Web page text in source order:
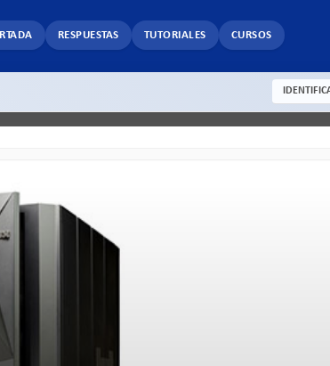
RESPUESTAS TUTORIALES CURSOS